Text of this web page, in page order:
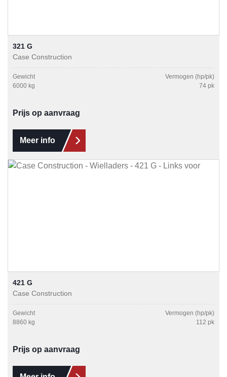
321 G
Case Construction
Gewicht
6000 kg
Vermogen (hp/pk)
74 pk
Prijs op aanvraag
Meer info
421 G
Case Construction
Gewicht
8860 kg
Vermogen (hp/pk)
112 pk
Prijs op aanvraag